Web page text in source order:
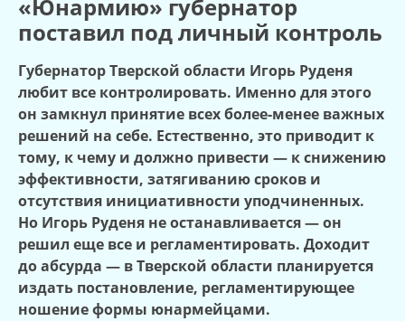
«Юнармию» губернатор
поставил под личный контроль
Губернатор Тверской области Игорь Руденя
любит все контролировать. Именно для этого
он замкнул принятие всех более-менее важных
решений на себе. Естественно, это приводит к
тому, к чему и должно привести — к снижению
эффективности, затягиванию сроков и
отсутствия инициативности уподчиненных.
Но Игорь Руденя не останавливается — он
решил еще все и регламентировать. Доходит
до абсурда — в Тверской области планируется
издать постановление, регламентирующее
ношение формы юнармейцами.